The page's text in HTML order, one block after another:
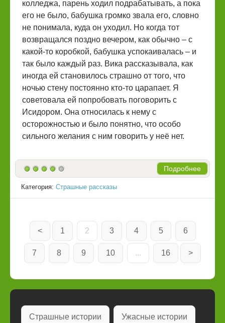
колледжа, парень ходил подрабатывать, а пока
его не было, бабушка громко звала его, словно
не понимала, куда он уходил. Но когда тот
возвращался поздно вечером, как обычно – с
какой-то коробкой, бабушка успокаивалась – и
так было каждый раз. Вика рассказывала, как
иногда ей становилось страшно от того, что
ночью стену постоянно кто-то царапает. Я
советовала ей попробовать поговорить с
Исидором. Она относилась к нему с
осторожностью и было понятно, что особо
сильного желания с ним говорить у неё нет.
Подробнее
Категория: Страшные рассказы
< 1 2 3 4 5 6
7 8 9 10 ... 16 >
Страшные истории Ужасные истории